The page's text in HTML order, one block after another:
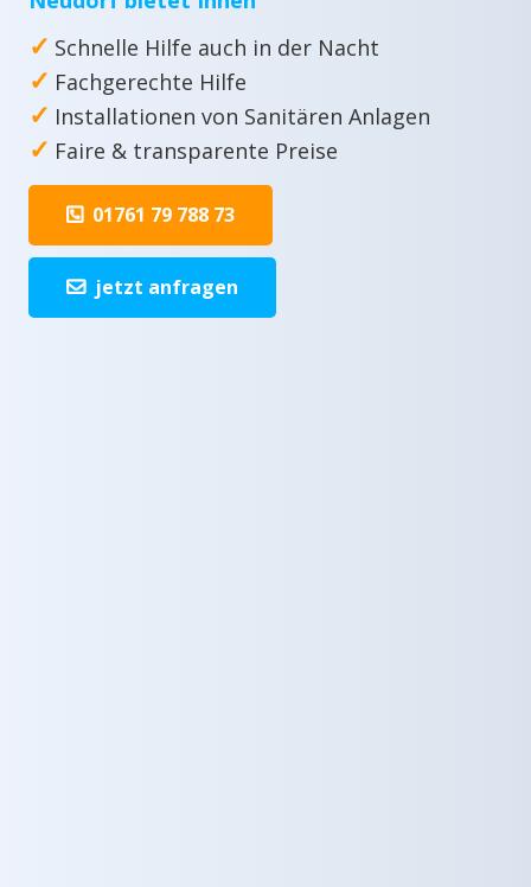
✓ Schnelle Hilfe auch in der Nacht
✓ Fachgerechte Hilfe
✓ Installationen von Sanitären Anlagen
✓ Faire & transparente Preise
01761 79 788 73
jetzt anfragen